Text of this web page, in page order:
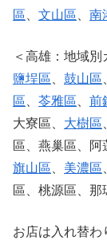
區
文山區 南
＜高雄：地域別
鹽埕區
鼓山區
區
苓雅區 前
大寮區、 大樹區
區、燕巢區、阿
旗山區
美濃區
區、桃源區、
お店は入れ替わ